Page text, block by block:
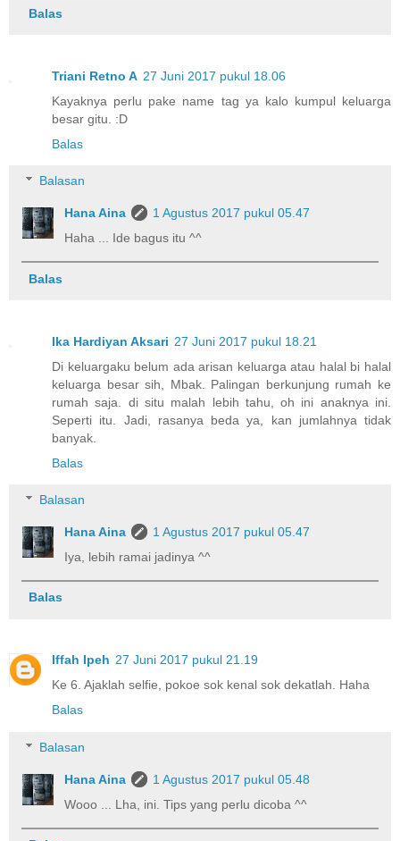
Balas
Triani Retno A 27 Juni 2017 pukul 18.06
Kayaknya perlu pake name tag ya kalo kumpul keluarga
besar gitu. :D
Balas
Balasan
Hana Aina
1 Agustus 2017 pukul 05.47
Haha ... Ide bagus itu ^^
Balas
Ika Hardiyan Aksari 27 Juni 2017 pukul 18.21
Di keluargaku belum ada arisan keluarga atau halal bi halal
keluarga besar sih, Mbak. Palingan berkunjung rumah ke
rumah saja. di situ malah lebih tahu, oh ini anaknya ini.
Seperti itu. Jadi, rasanya beda ya, kan jumlahnya tidak
banyak.
Balas
Balasan
Hana Aina
1 Agustus 2017 pukul 05.47
Iya, lebih ramai jadinya ^^
Balas
Iffah Ipeh 27 Juni 2017 pukul 21.19
Ke 6. Ajaklah selfie, pokoe sok kenal sok dekatlah. Haha
Balas
Balasan
Hana Aina
1 Agustus 2017 pukul 05.48
Wooo ... Lha, ini. Tips yang perlu dicoba ^^